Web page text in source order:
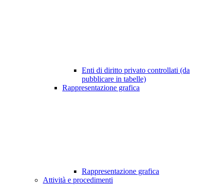
Enti di diritto privato controllati (da
pubblicare in tabelle)
Rappresentazione grafica
Rappresentazione grafica
Attività e procedimenti